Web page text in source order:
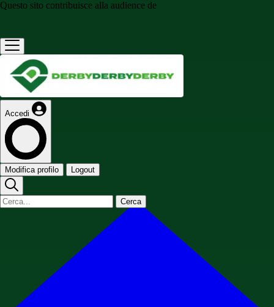
Questo sito contribuisce alla audience de
Accedi
Modifica profilo Logout
Cerca